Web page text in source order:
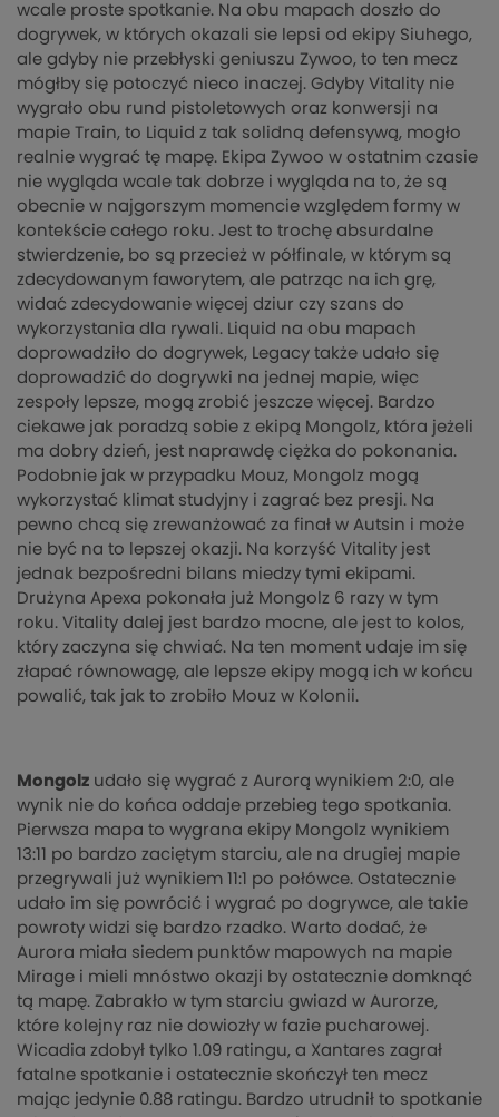
wcale proste spotkanie. Na obu mapach doszło do
dogrywek, w których okazali sie lepsi od ekipy Siuhego,
ale gdyby nie przebłyski geniuszu Zywoo, to ten mecz
mógłby się potoczyć nieco inaczej. Gdyby Vitality nie
wygrało obu rund pistoletowych oraz konwersji na
mapie Train, to Liquid z tak solidną defensywą, mogło
realnie wygrać tę mapę. Ekipa Zywoo w ostatnim czasie
nie wygląda wcale tak dobrze i wygląda na to, że są
obecnie w najgorszym momencie względem formy w
kontekście całego roku. Jest to trochę absurdalne
stwierdzenie, bo są przecież w półfinale, w którym są
zdecydowanym faworytem, ale patrząc na ich grę,
widać zdecydowanie więcej dziur czy szans do
wykorzystania dla rywali. Liquid na obu mapach
doprowadziło do dogrywek, Legacy także udało się
doprowadzić do dogrywki na jednej mapie, więc
zespoły lepsze, mogą zrobić jeszcze więcej. Bardzo
ciekawe jak poradzą sobie z ekipą Mongolz, która jeżeli
ma dobry dzień, jest naprawdę ciężka do pokonania.
Podobnie jak w przypadku Mouz, Mongolz mogą
wykorzystać klimat studyjny i zagrać bez presji. Na
pewno chcą się zrewanżować za finał w Autsin i może
nie być na to lepszej okazji. Na korzyść Vitality jest
jednak bezpośredni bilans miedzy tymi ekipami.
Drużyna Apexa pokonała już Mongolz 6 razy w tym
roku. Vitality dalej jest bardzo mocne, ale jest to kolos,
który zaczyna się chwiać. Na ten moment udaje im się
złapać równowagę, ale lepsze ekipy mogą ich w końcu
powalić, tak jak to zrobiło Mouz w Kolonii.
Mongolz udało się wygrać z Aurorą wynikiem 2:0, ale
wynik nie do końca oddaje przebieg tego spotkania.
Pierwsza mapa to wygrana ekipy Mongolz wynikiem
13:11 po bardzo zaciętym starciu, ale na drugiej mapie
przegrywali już wynikiem 11:1 po połówce. Ostatecznie
udało im się powrócić i wygrać po dogrywce, ale takie
powroty widzi się bardzo rzadko. Warto dodać, że
Aurora miała siedem punktów mapowych na mapie
Mirage i mieli mnóstwo okazji by ostatecznie domknąć
tą mapę. Zabrakło w tym starciu gwiazd w Aurorze,
które kolejny raz nie dowiozły w fazie pucharowej.
Wicadia zdobył tylko 1.09 ratingu, a Xantares zagrał
fatalne spotkanie i ostatecznie skończył ten mecz
mając jedynie 0.88 ratingu. Bardzo utrudnił to spotkanie